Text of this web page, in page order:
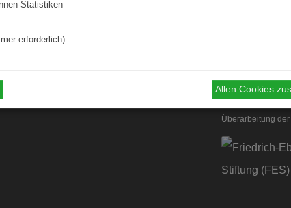
Überarbeitung
Statistiken
erforderlich)
Allen Cookies